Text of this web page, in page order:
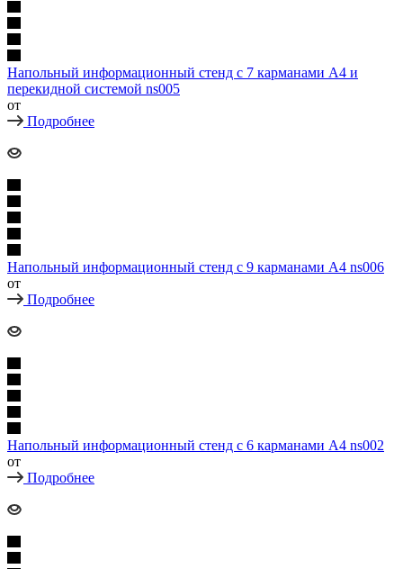
Напольный информационный стенд с 7 карманами А4 и
перекидной системой ns005
от
Подробнее
Напольный информационный стенд с 9 карманами А4 ns006
от
Подробнее
Напольный информационный стенд с 6 карманами А4 ns002
от
Подробнее